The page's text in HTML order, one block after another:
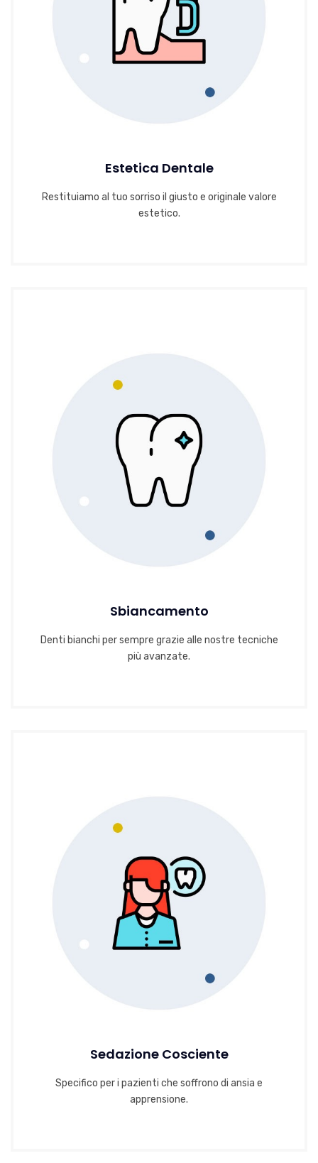
Estetica Dentale
Restituiamo al tuo sorriso il giusto e originale valore
estetico.
Sbiancamento
Denti bianchi per sempre grazie alle nostre tecniche
più avanzate.
Sedazione Cosciente
Specifico per i pazienti che soffrono di ansia e
apprensione.